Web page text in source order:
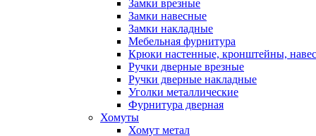
Замки врезные
Замки навесные
Замки накладные
Мебельная фурнитура
Крюки настенные, кронштейны,
Ручки дверные врезные
Ручки дверные накладные
Уголки металлические
Фурнитура дверная
Хомуты
Хомут метал